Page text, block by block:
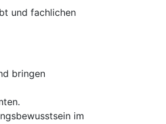
und fachlichen
bringen
im